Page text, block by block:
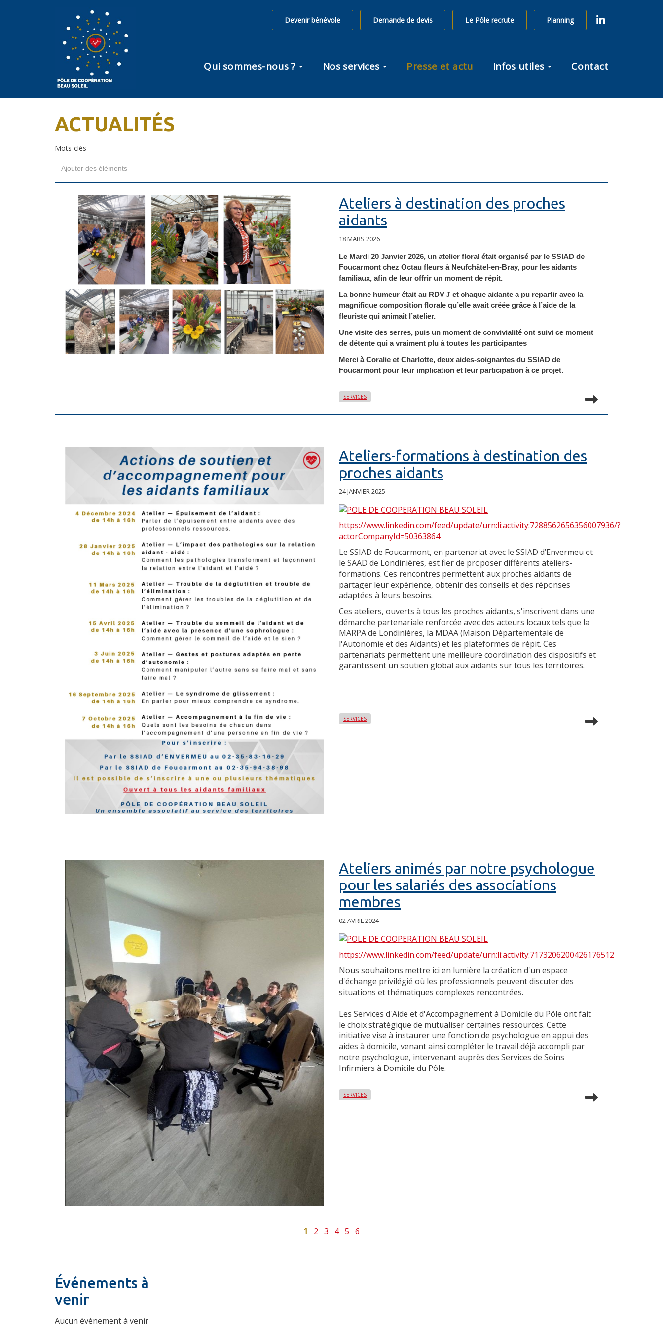
Devenir bénévole Demande de devis Le Pôle recrute Planning linkedin
Qui sommes-nous ? Nos services Presse et actu Infos utiles Contact
ACTUALITÉS
Mots-clés
Ateliers à destination des proches
aidants
18 MARS 2026
Le Mardi 20 Janvier 2026, un atelier floral était organisé par le SSIAD de
Foucarmont chez Octau fleurs à Neufchâtel-en-Bray, pour les aidants
familiaux, afin de leur offrir un moment de répit.
La bonne humeur était au RDV J et chaque aidante a pu repartir avec la
magnifique composition florale qu’elle avait créée grâce à l’aide de la
fleuriste qui animait l’atelier.
Une visite des serres, puis un moment de convivialité ont suivi ce moment
de détente qui a vraiment plu à toutes les participantes
Merci à Coralie et Charlotte, deux aides-soignantes du SSIAD de
Foucarmont pour leur implication et leur participation à ce projet.
SERVICES Lire la
Ateliers-formations à destination des
proches aidants
24 JANVIER 2025
https://www.linkedin.com/feed/update/urn:li:activity:7288562656356007936/?
actorCompanyId=50363864
Le SSIAD de Foucarmont, en partenariat avec le SSIAD d’Envermeu et
le SAAD de Londinières, est fier de proposer différents ateliers-
formations. Ces rencontres permettent aux proches aidants de
partager leur expérience, obtenir des conseils et des réponses
adaptées à leurs besoins.
Ces ateliers, ouverts à tous les proches aidants, s'inscrivent dans une
démarche partenariale renforcée avec des acteurs locaux tels que la
MARPA de Londinières, la MDAA (Maison Départementale de
l'Autonomie et des Aidants) et les plateformes de répit. Ces
partenariats permettent une meilleure coordination des dispositifs et
garantissent un soutien global aux aidants sur tous les territoires.
SERVICES Lire la
Ateliers animés par notre psychologue
pour les salariés des associations
membres
02 AVRIL 2024
https://www.linkedin.com/feed/update/urn:li:activity:7173206200426176512
Nous souhaitons mettre ici en lumière la création d'un espace
d'échange privilégié où les professionnels peuvent discuter des
situations et thématiques complexes rencontrées.
Les Services d'Aide et d'Accompagnement à Domicile du Pôle ont fait
le choix stratégique de mutualiser certaines ressources. Cette
initiative vise à instaurer une fonction de psychologue en appui des
aides à domicile, venant ainsi compléter le travail déjà accompli par
notre psychologue, intervenant auprès des Services de Soins
Infirmiers à Domicile du Pôle.
SERVICES Lire la
1 2 3 4 5 6
Événements à
venir
Aucun événement à venir